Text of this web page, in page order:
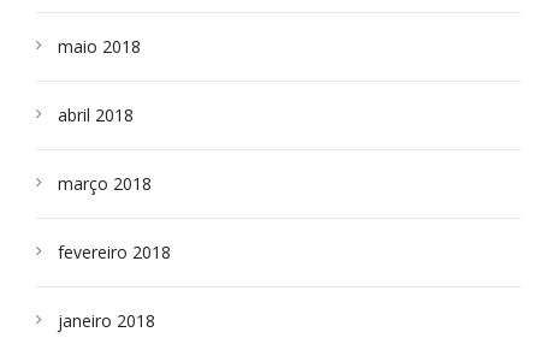
maio 2018
abril 2018
março 2018
fevereiro 2018
janeiro 2018